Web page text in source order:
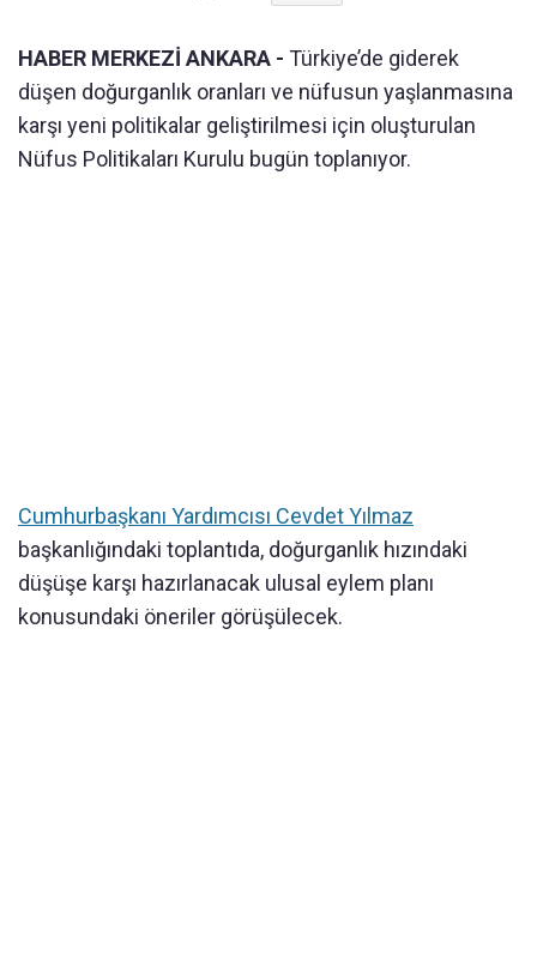
HABER MERKEZİ ANKARA - Türkiye’de giderek
düşen doğurganlık oranları ve nüfusun yaşlanmasına
karşı yeni politikalar geliştirilmesi için oluşturulan
Nüfus Politikaları Kurulu bugün toplanıyor.
Cumhurbaşkanı Yardımcısı Cevdet Yılmaz
başkanlığındaki toplantıda, doğurganlık hızındaki
düşüşe karşı hazırlanacak ulusal eylem planı
konusundaki öneriler görüşülecek.